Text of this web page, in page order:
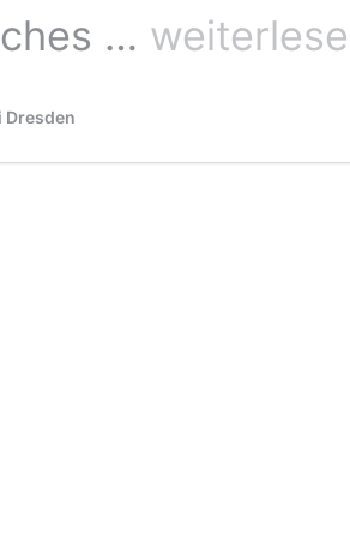
…
Missionar
Dresden